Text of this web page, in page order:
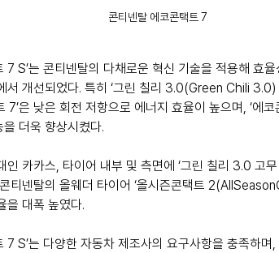
콘티넨탈 에코콘택트 7
7 S’는 콘티넨탈의 다채로운 혁신 기술을 적용해 효
서 개선되었다. 특히 ‘그린 칠리 3.0(Green Chili
7’은 낮은 회전 저항으로 에너지 효율이 높으며, ‘에
더욱 향상시켰다.
카카스, 타이어 내부 및 측면에 ‘그린 칠리 3.0 고
티넨탈의 올웨더 타이어 ‘올시즌콘택트
을 대폭 높였다.
7 S’는 다양한 자동차 제조사의 요구사항을 충족하